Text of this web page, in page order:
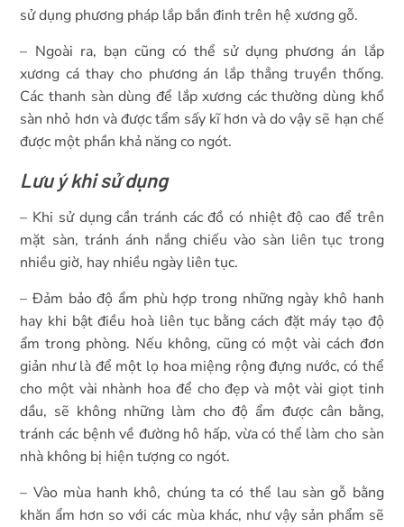
sử dụng phương pháp lắp bắn đinh trên hệ xương gỗ.
– Ngoài ra, bạn cũng có thể sử dụng phương án lắp
xương cá thay cho phương án lắp thẳng truyền thống.
Các thanh sàn dùng để lắp xương các thường dùng khổ
sàn nhỏ hơn và được tẩm sấy kĩ hơn và do vậy sẽ hạn chế
được một phần khả năng co ngót.
Lưu ý khi sử dụng
– Khi sử dụng cần tránh các đồ có nhiệt độ cao để trên
mặt sàn, tránh ánh nắng chiếu vào sàn liên tục trong
nhiều giờ, hay nhiều ngày liên tục.
– Đảm bảo độ ẩm phù hợp trong những ngày khô hanh
hay khi bật điều hoà liên tục bằng cách đặt máy tạo độ
ẩm trong phòng. Nếu không, cũng có một vài cách đơn
giản như là để một lọ hoa miệng rộng đựng nước, có thể
cho một vài nhành hoa để cho đẹp và một vài giọt tinh
dầu, sẽ không những làm cho độ ẩm được cân bằng,
tránh các bệnh về đường hô hấp, vừa có thể làm cho sàn
nhà không bị hiện tượng co ngót.
– Vào mùa hanh khô, chúng ta có thể lau sàn gỗ bằng
khăn ẩm hơn so với các mùa khác, như vậy sản phẩm sẽ